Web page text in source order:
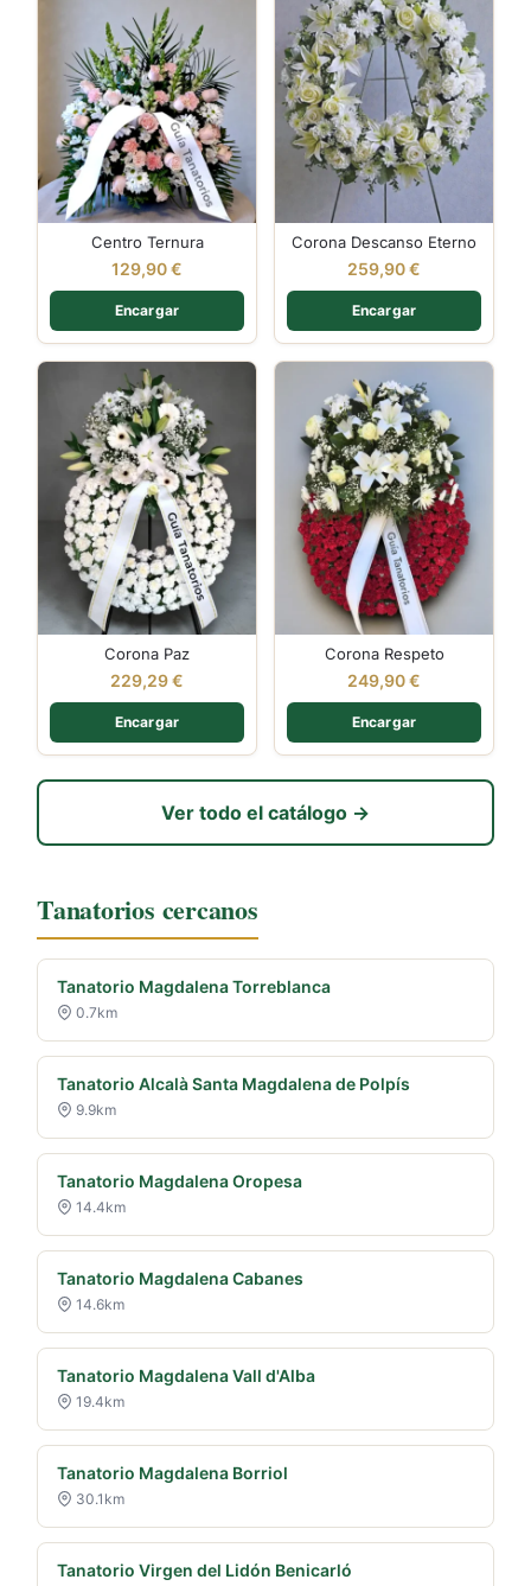
Centro Ternura
129,90€
Encargar
Corona Descanso Eterno
259,90€
Encargar
Corona Paz
229,29€
Encargar
Corona Respeto
249,90€
Encargar
Ver todo el catálogo →
Tanatorios cercanos
Tanatorio Magdalena Torreblanca
0.7km
Tanatorio Alcalà Santa Magdalena de Polpís
9.9km
Tanatorio Magdalena Oropesa
14.4km
Tanatorio Magdalena Cabanes
14.6km
Tanatorio Magdalena Vall d'Alba
19.4km
Tanatorio Magdalena Borriol
30.1km
Tanatorio Virgen del Lidón Benicarló